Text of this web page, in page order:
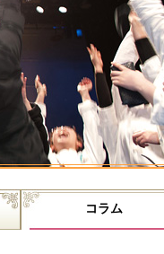
コラム